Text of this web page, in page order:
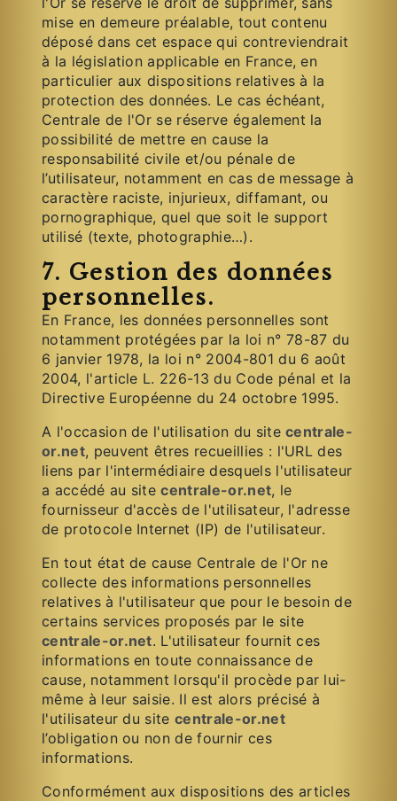
mise en demeure préalable, tout contenu
déposé dans cet espace qui contreviendrait
à la législation applicable en France, en
particulier aux dispositions relatives à la
protection des données. Le cas échéant,
Centrale de l'Or se réserve également la
possibilité de mettre en cause la
responsabilité civile et/ou pénale de
l’utilisateur, notamment en cas de message à
caractère raciste, injurieux, diffamant, ou
pornographique, quel que soit le support
utilisé (texte, photographie…).
7. Gestion des données
personnelles.
En France, les données personnelles sont
notamment protégées par la loi n° 78-87 du
6 janvier 1978, la loi n° 2004-801 du 6 août
2004, l'article L. 226-13 du Code pénal et la
Directive Européenne du 24 octobre 1995.
A l'occasion de l'utilisation du sitecentrale-
or.net, peuvent êtres recueillies : l'URL des
liens par l'intermédiaire desquels l'utilisateur
a accédé au sitecentrale-or.net, le
fournisseur d'accès de l'utilisateur, l'adresse
de protocole Internet (IP) de l'utilisateur.
En tout état de cause Centrale de l'Or ne
collecte des informations personnelles
relatives à l'utilisateur que pour le besoin de
certains services proposés par le site
centrale-or.net. L'utilisateur fournit ces
informations en toute connaissance de
cause, notamment lorsqu'il procède par lui-
même à leur saisie. Il est alors précisé à
l'utilisateur du sitecentrale-or.net
l’obligation ou non de fournir ces
informations.
Conformément aux dispositions des articles